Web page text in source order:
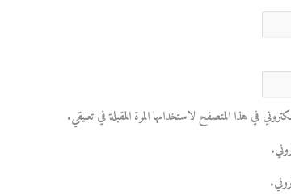
في هذا المتصفح لاستخدامها المرة المقبلة في تعليقي.